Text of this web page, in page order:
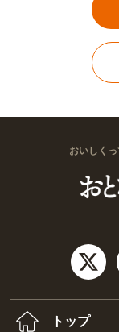
おいしく
トップ